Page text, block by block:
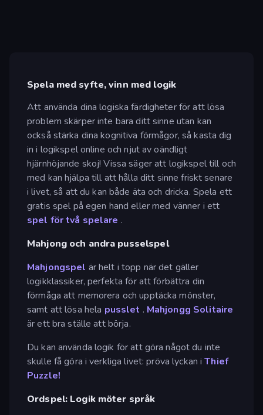
Spela med syfte, vinn med logik
Att använda dina logiska färdigheter för att lösa
problem skärper inte bara ditt sinne utan kan
också stärka dina kognitiva förmågor, så kasta dig
in i logikspel online och njut av oändligt
hjärnhöjande skoj! Vissa säger att logikspel till och
med kan hjälpa till att hålla ditt sinne friskt senare
i livet, så att du kan både äta och dricka. Spela ett
gratis spel på egen hand eller med vänner i ett
spel för två spelare .
Mahjong och andra pusselspel
Mahjongspel är helt i topp när det gäller
logikklassiker, perfekta för att förbättra din
förmåga att memorera och upptäcka mönster,
samt att lösa hela pusslet . Mahjongg Solitaire
är ett bra ställe att börja.
Du kan använda logik för att göra något du inte
skulle få göra i verkliga livet: pröva lyckan iThief
Puzzle!
Ordspel: Logik möter språk